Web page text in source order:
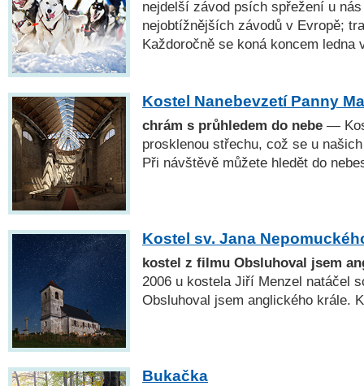
nejdelší závod psích spřežení u
nejobtížnějších závodů v Evropě;
Každoročně se koná koncem ledna
Kostel Nanebevzetí Panny
chrám s průhledem do nebe —
prosklenou střechu, což se u
Při návštěvě můžete hledět do
Kostel sv. Jana
kostel z filmu Obsluhoval jsem
2006 u kostela Jiří Menzel natáčel
Obsluhoval jsem anglického krále.
Bukačka